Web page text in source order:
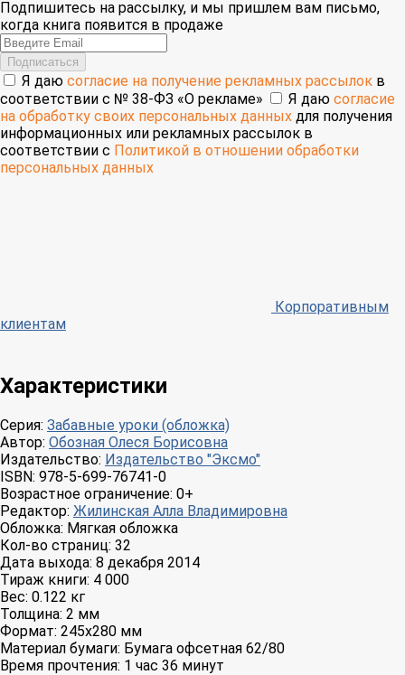
Подпишитесь на рассылку, и мы пришлем вам письмо,
когда книга появится в продаже
Email
Подписаться
Я даю согласие на получение рекламных рассылок в
соответствии с № 38-ФЗ «О рекламе»
Я даю согласие
на обработку своих персональных данных для получения
информационных или рекламных рассылок в
соответствии с Политикой в отношении обработки
персональных данных
Корпоративным
клиентам
Характеристики
Серия: Забавные уроки (обложка)
Автор: Обозная Олеся Борисовна
Издательство: Издательство "Эксмо"
ISBN: 978-5-699-76741-0
Возрастное ограничение: 0+
Редактор: Жилинская Алла Владимировна
Обложка: Мягкая обложка
Кол-во страниц: 32
Дата выхода: 8 декабря 2014
Тираж книги: 4 000
Вес: 0.122 кг
Толщина: 2 мм
Формат: 245x280 мм
Материал бумаги: Бумага офсетная 62/80
Время прочтения: 1 час 36 минут